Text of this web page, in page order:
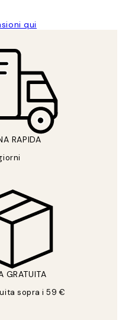
qui
RAPIDA
GRATUITA
sopra i 59 €